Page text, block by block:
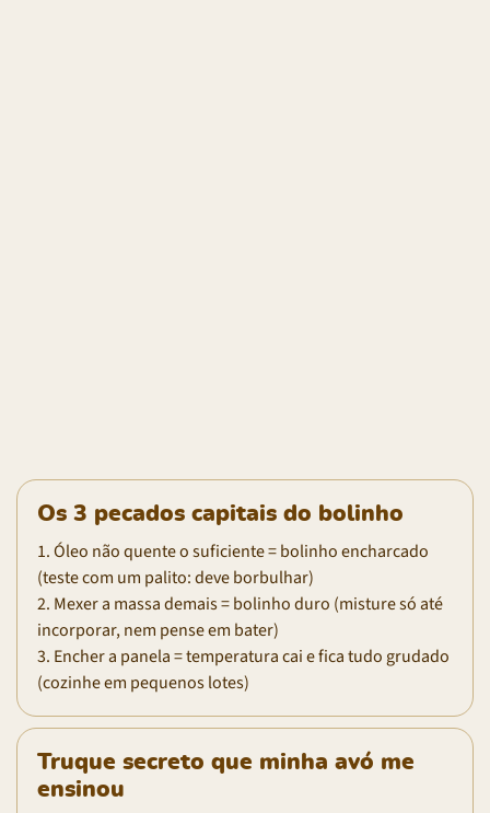
Os 3 pecados capitais do bolinho
1. Óleo não quente o suficiente = bolinho encharcado
(teste com um palito: deve borbulhar)
2. Mexer a massa demais = bolinho duro (misture só até
incorporar, nem pense em bater)
3. Encher a panela = temperatura cai e fica tudo grudado
(cozinhe em pequenos lotes)
Truque secreto que minha avó me
ensinou